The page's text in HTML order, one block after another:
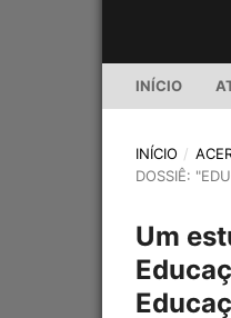
INÍCIO
INÍCIO /
DOSSIÊ:
Um